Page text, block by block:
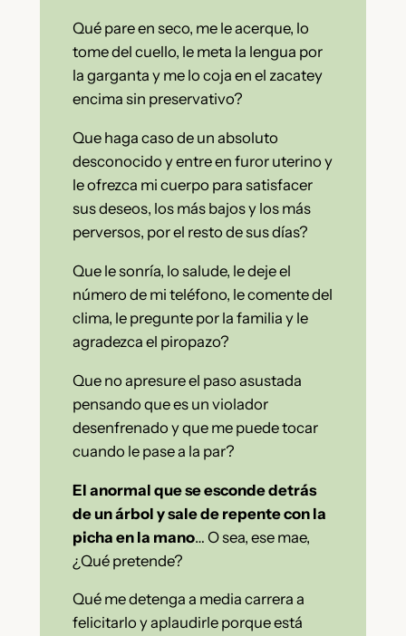
Qué pare en seco, me le acerque, lo
tome del cuello, le meta la lengua por
la garganta y me lo coja en el zacatey
encima sin preservativo?
Que haga caso de un absoluto
desconocido y entre en furor uterino y
le ofrezca mi cuerpo para satisfacer
sus deseos, los más bajos y los más
perversos, por el resto de sus días?
Que le sonría, lo salude, le deje el
número de mi teléfono, le comente del
clima, le pregunte por la familia y le
agradezca el piropazo?
Que no apresure el paso asustada
pensando que es un violador
desenfrenado y que me puede tocar
cuando le pase a la par?
El anormal que se esconde detrás
de un árbol y sale de repente con la
picha en la mano… O sea, ese mae,
¿Qué pretende?
Qué me detenga a media carrera a
felicitarlo y aplaudirle porque está